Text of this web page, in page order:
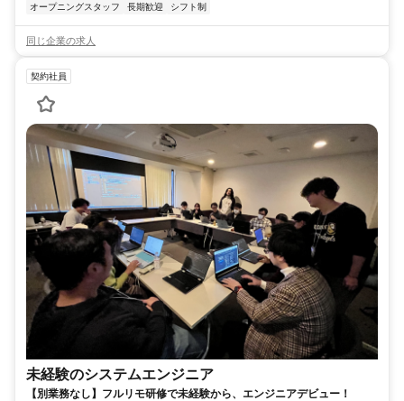
オープニングスタッフ
長期歓迎 シフト制
同じ企業の求人
契約社員
未経験のシステムエンジニア
【別業務なし】フルリモ研修で未経験から、エンジニアデビュー！